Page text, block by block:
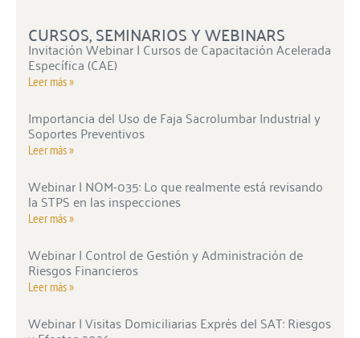
CURSOS, SEMINARIOS Y WEBINARS
Invitación Webinar | Cursos de Capacitación Acelerada
Específica (CAE)
Leer más »
Importancia del Uso de Faja Sacrolumbar Industrial y
Soportes Preventivos
Leer más »
Webinar | NOM-035: Lo que realmente está revisando
la STPS en las inspecciones
Leer más »
Webinar | Control de Gestión y Administración de
Riesgos Financieros
Leer más »
Webinar | Visitas Domiciliarias Exprés del SAT: Riesgos